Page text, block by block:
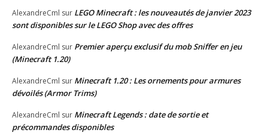
AlexandreCml sur LEGO Minecraft : les nouveautés de janvier 2023
sont disponibles sur le LEGO Shop avec des offres
AlexandreCml sur Premier aperçu exclusif du mob Sniffer en jeu
(Minecraft 1.20)
AlexandreCml sur Minecraft 1.20 : Les ornements pour armures
dévoilés (Armor Trims)
AlexandreCml sur Minecraft Legends : date de sortie et
précommandes disponibles